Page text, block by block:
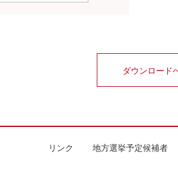
ダウンロード
リンク 地方選挙予定候補者